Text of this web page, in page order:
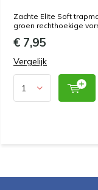
Zachte Elite Soft
groen rechthoekige
€ 7,95
Vergelijk